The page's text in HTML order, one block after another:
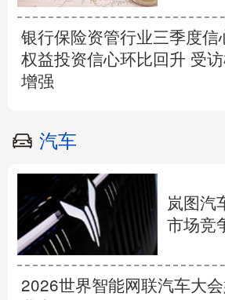
银行保险资管行业三季度信
权益投资信心环比回升 受
增强
汽车
岚图汽
市场竞
2026世界智能网联汽车大